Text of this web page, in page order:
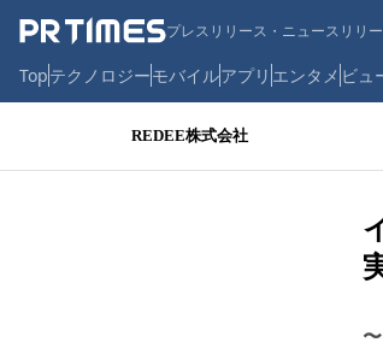
プレスリリース・ニュースリリ
Topテクノロジーモバイルアプリ エンタメ ビュ
REDEE株式会社